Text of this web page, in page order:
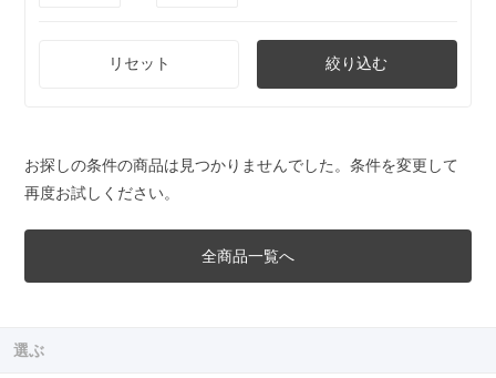
リセット 絞り込む
お探しの条件の商品は見つかりませんでした。条件を変更して
再度お試しください。
全商品一覧へ
選ぶ